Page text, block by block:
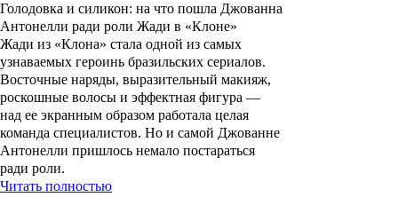
Голодовка и силикон: на что пошла Джованна
Антонелли ради роли Жади в «Клоне»
Жади из «Клона» стала одной из самых
узнаваемых героинь бразильских сериалов.
Восточные наряды, выразительный макияж,
роскошные волосы и эффектная фигура —
над ее экранным образом работала целая
команда специалистов. Но и самой Джованне
Антонелли пришлось немало постараться
ради роли.
Читать полностью